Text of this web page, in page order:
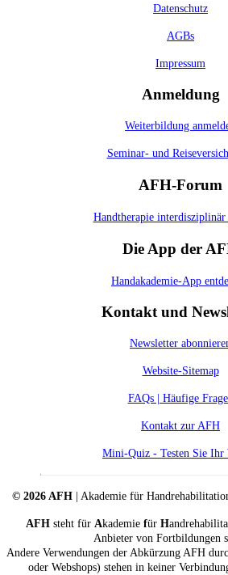
Datenschutz
AGBs
Impressum
Anmeldung
Weiterbildung
Seminar- und
AFH-Forum
Handtherapie interdisziplinär
Die App der
Handakademie-App
Kontakt und
Newsletter
Website-Sitemap
FAQs | Häufige
Kontakt zur AFH
Mini-Quiz - Testen Sie Ihr
© 2026 AFH | Akademie für
AFH steht für Akademie für H
Anbieter von Fortbildungen
Andere Verwendungen der Abkürzung AFH
oder Webshops) stehen in keiner